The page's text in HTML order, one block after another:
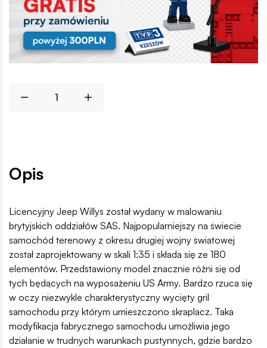
Opis
Licencyjny Jeep Willys został wydany w malowaniu
brytyjskich oddziałów SAS. Najpopularniejszy na świecie
samochód terenowy z okresu drugiej wojny światowej
został zaprojektowany w skali 1:35 i składa się ze 180
elementów. Przedstawiony model znacznie różni się od
tych będących na wyposażeniu US Army. Bardzo rzuca się
w oczy niezwykle charakterystyczny wycięty gril
samochodu przy którym umieszczono skraplacz. Taka
modyfikacja fabrycznego samochodu umożliwia jego
działanie w trudnych warunkach pustynnych, gdzie bardzo